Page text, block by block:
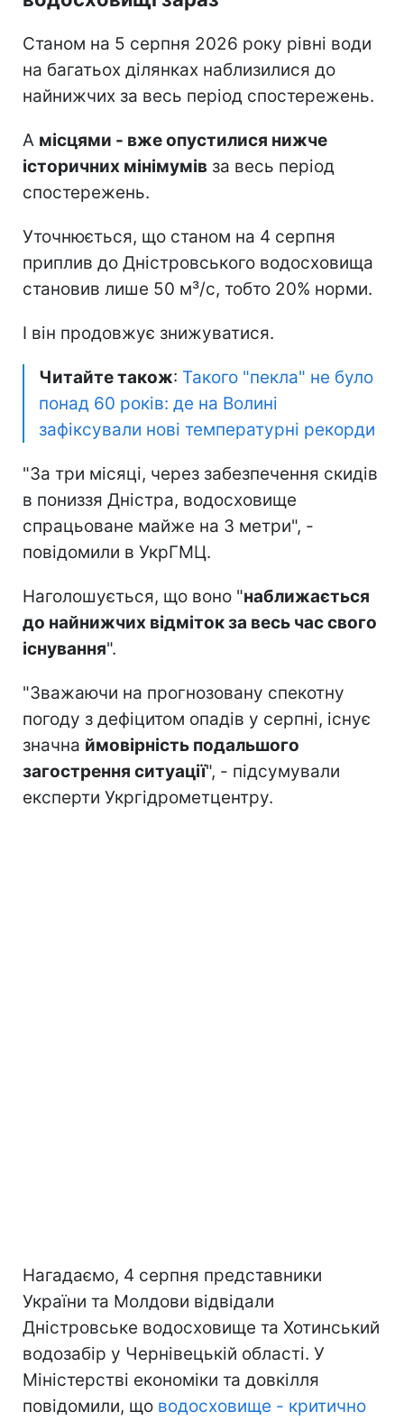
Станом на 5 серпня 2026 року рівні води
на багатьох ділянках наблизилися до
найнижчих за весь період спостережень.
А місцями - вже опустилися нижче
історичних мінімумів за весь період
спостережень.
Уточнюється, що станом на 4 серпня
приплив до Дністровського водосховища
становив лише 50 м³/с, тобто 20% норми.
І він продовжує знижуватися.
Читайте також: Такого "пекла" не було
понад 60 років: де на Волині
зафіксували нові температурні рекорди
"За три місяці, через забезпечення скидів
в пониззя Дністра, водосховище
спрацьоване майже на 3 метри", -
повідомили в УкрГМЦ.
Наголошується, що воно "наближається
до найнижчих відміток за весь час свого
існування".
"Зважаючи на прогнозовану спекотну
погоду з дефіцитом опадів у серпні, існує
значна ймовірність подальшого
загострення ситуації", - підсумували
експерти Укргідрометцентру.
Нагадаємо, 4 серпня представники
України та Молдови відвідали
Дністровське водосховище та Хотинський
водозабір у Чернівецькій області. У
Міністерстві економіки та довкілля
повідомили, що водосховище - критично